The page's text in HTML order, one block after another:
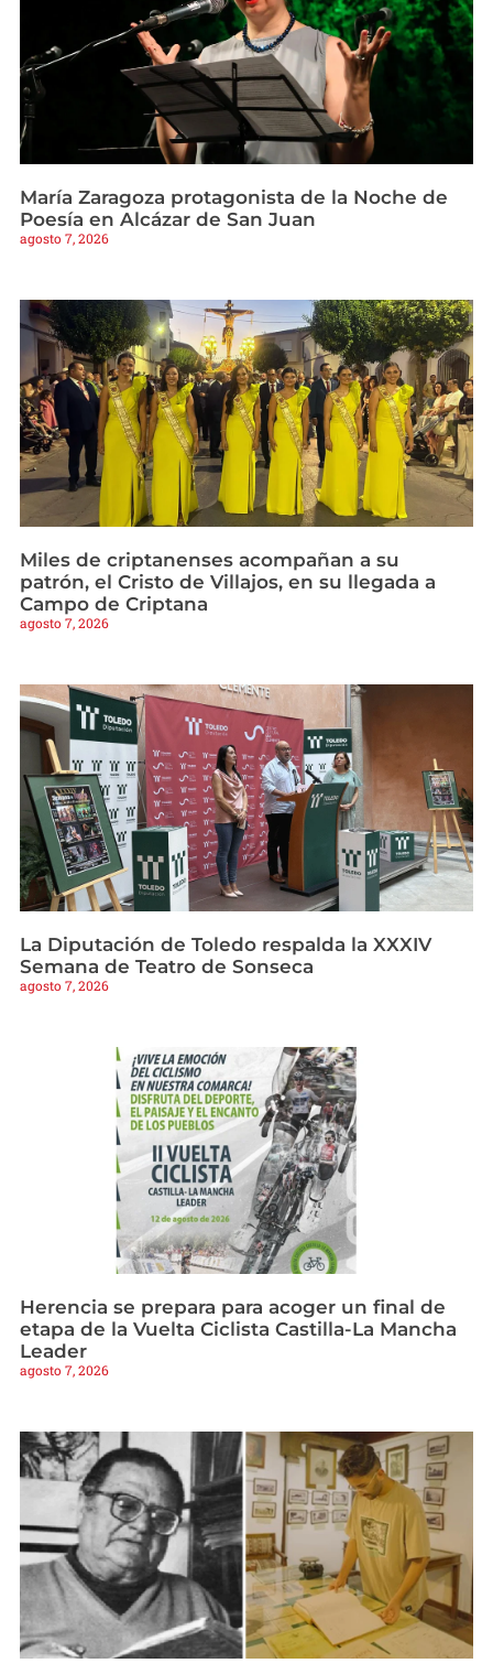
María Zaragoza protagonista de la Noche de
Poesía en Alcázar de San Juan
agosto 7, 2026
Miles de criptanenses acompañan a su
patrón, el Cristo de Villajos, en su llegada a
Campo de Criptana
agosto 7, 2026
La Diputación de Toledo respalda la XXXIV
Semana de Teatro de Sonseca
agosto 7, 2026
Herencia se prepara para acoger un final de
etapa de la Vuelta Ciclista Castilla-La Mancha
Leader
agosto 7, 2026